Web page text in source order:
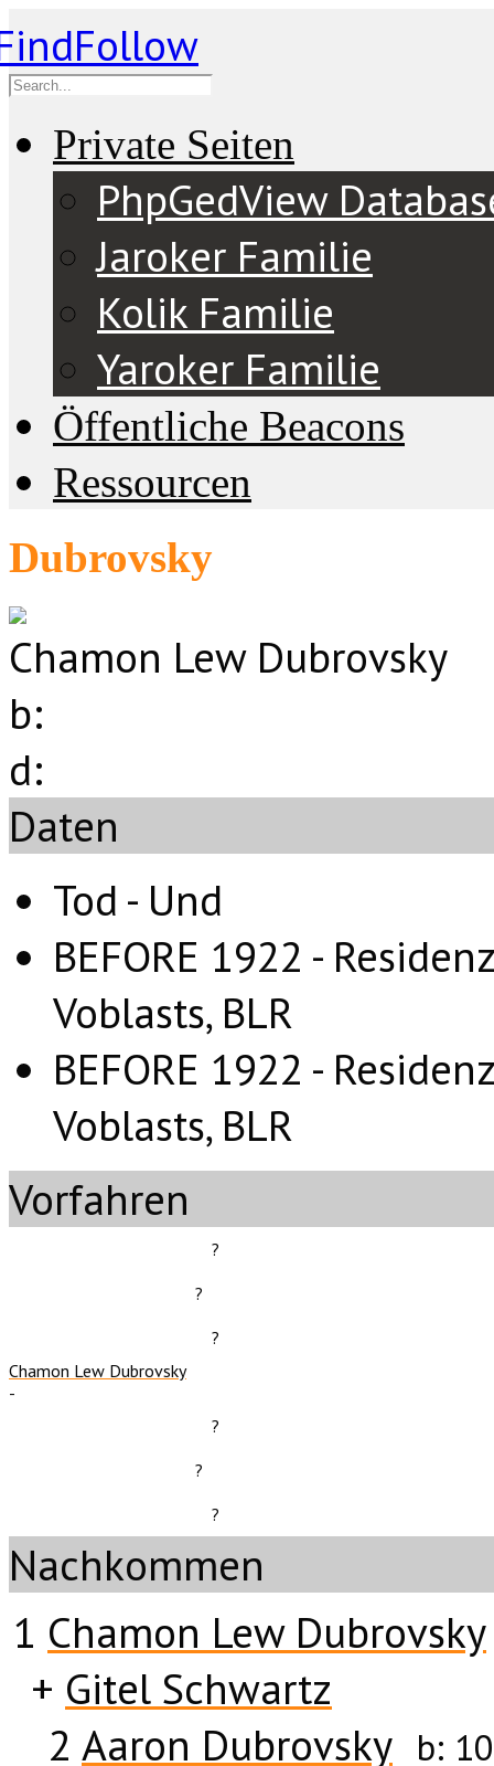
Private Seiten
PhpGedView
Jaroker Familie
Kolik Familie
Yaroker Familie
Öffentliche Beacons
Ressourcen
Dubrovsky
Chamon Lew Dubrovsky
b:
d:
Daten
Tod - Und
BEFORE 1922 -
Voblasts, BLR
BEFORE 1922 -
Voblasts, BLR
Vorfahren
?
?
?
Chamon Lew Dubrovsky
-
?
?
?
Nachkommen
1 Chamon Lew Dubrovsky
+ Gitel Schwartz
2 Aaron Dubrovsky b: